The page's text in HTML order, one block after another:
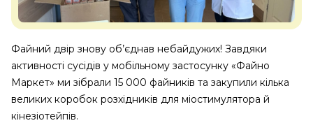
Файний двір знову об’єднав небайдужих! Завдяки
активності сусідів у мобільному застосунку «Файно
Маркет» ми зібрали 15 000 файників та закупили кілька
великих коробок розхідників для міостимулятора й
кінезіотейпів.